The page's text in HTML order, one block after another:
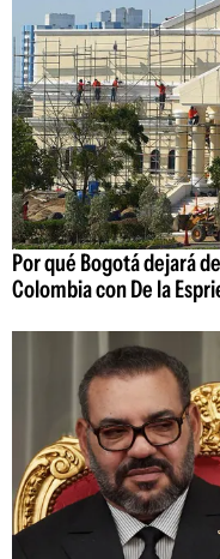
Por qué Bogotá dejará
Colombia con De la